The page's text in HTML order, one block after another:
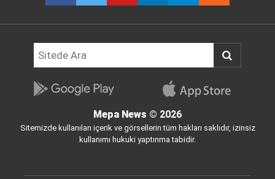
Mepa News © 2026
Sitemizde kullanılan içerik ve görsellerin tüm hakları saklıdır, izinsiz
kullanımı hukuki yaptırıma tabidir.